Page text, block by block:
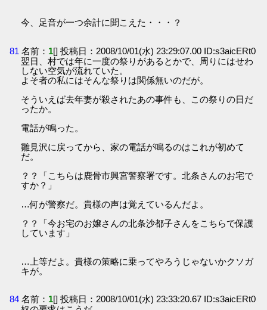
今、足音が一つ余計に聞こえた・・・？
81 名前： 1[] 投稿日：2008/10/01(水) 23:29:07.00 ID:s3aicERt0
翌日、村では年に一度の祭りがあるとかで、周りにはせわ
しない空気が流れていた。
よそ者の私にはそんな祭りは関係無いのだが。
そういえば去年妻が殺されたあの事件も、この祭りの日だ
ったか。
電話が鳴った。
雛見沢に戻ってから、家の電話が鳴るのはこれが初めて
だ。
？？「こちらは鹿骨市興宮警察署です。北条さんのお宅で
すか？」
…何が警察だ。貴様の声は覚えているんだよ。
？？「今お宅のお嬢さんの北条沙都子さんをこちらで保護
しています」
…上等だよ。貴様の策略に乗ってやろうじゃないかクソガ
キが。
84 名前： 1[] 投稿日：2008/10/01(水) 23:33:20.67 ID:s3aicERt0